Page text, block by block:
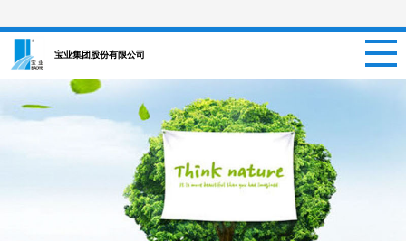
宝业集团股份有限公司
网站首页
新闻资讯
项目信息
招聘信息